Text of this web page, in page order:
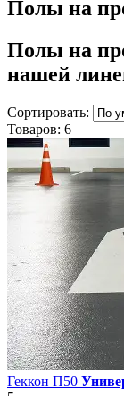
Полы на
Полы на
нашей
Сортировать:
Товаров: 6
Геккон П50